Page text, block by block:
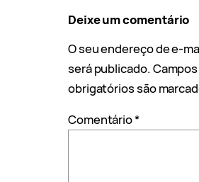
Deixe um comentário
O seu endereço de e-
será publicado. Campos
obrigatórios são
Comentário*